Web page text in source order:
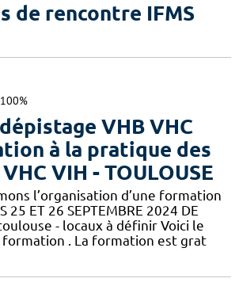
de rencontre IFMS
100%
VHB VHC
à la pratique des
VIH - TOULOUSE
l’organisation d’une formation
25 ET 26 SEPTEMBRE 2024 DE
- locaux à définir Voici le
. La formation est grat